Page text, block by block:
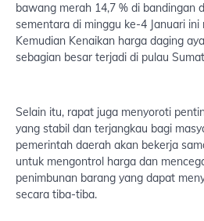
bawang merah 14,7 % di bandingan
sementara di minggu ke-4 Januari ini
Kemudian Kenaikan harga daging
sebagian besar terjadi di pulau
Selain itu, rapat juga menyoroti
yang stabil dan terjangkau bagi
pemerintah daerah akan bekerja
untuk mengontrol harga dan
penimbunan barang yang dapat
secara tiba-tiba.